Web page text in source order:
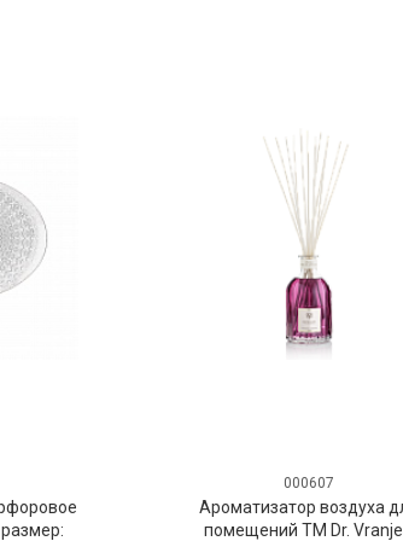
размер:
000607
Ароматизатор воздуха
помещений ТМ Dr.